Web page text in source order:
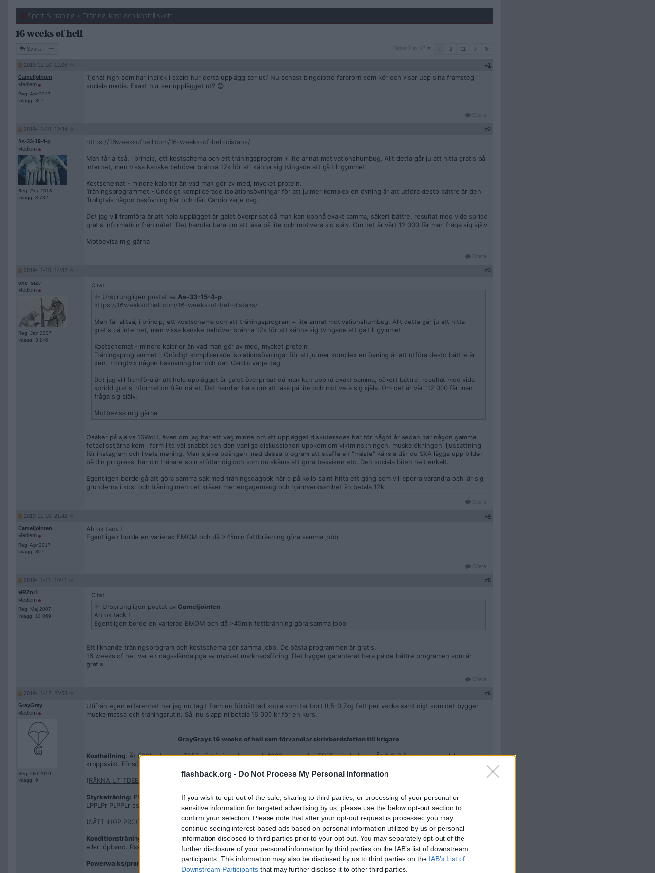
flashback.org - Do Not Process My Personal Information
If you wish to opt-out of the sale, sharing to third parties, or processing of your personal or
sensitive information for targeted advertising by us, please use the below opt-out section to
confirm your selection. Please note that after your opt-out request is processed you may
continue seeing interest-based ads based on personal information utilized by us or personal
information disclosed to third parties prior to your opt-out. You may separately opt-out of the
further disclosure of your personal information by third parties on the IAB’s list of downstream
participants. This information may also be disclosed by us to third parties on the IAB’s List of
Downstream Participants that may further disclose it to other third parties.
Sport & träning Träning, kost och kosttillskott
16 weeks of hell
Svara
Sidan
Sidan 1 av 17 2 11
2019-11-10, 12:06 #1
Cameljointen
Medlem
Reg: Apr 2017
Inlägg: 307
Tjena! Ngn som har inblick i exakt hur detta upplägg ser ut? Nu senast bingolotto farbrorn som kör och visar upp sina framsteg i
sociala media. Exakt hur ser upplägget ut? 😊
Citera
2019-11-10, 12:34 #2
As-33-15-4-p
Medlem
Reg: Dec 2013
Inlägg: 3 732
https://16weeksofhell.com/16-weeks-of-hell-distans/
Man får alltså, i princip, ett kostschema och ett träningsprogram + lite annat motivationshumbug. Allt detta går ju att hitta gratis på
internet, men vissa kanske behöver bränna 12k för att känna sig tvingade att gå till gymmet.
Kostschemat - mindre kalorier än vad man gör av med, mycket protein.
Träningsprogrammet - Onödigt komplicerade isolationsövningar för att ju mer komplex en övning är att utföra desto bättre är den.
Troligtvis någon basövning här och där. Cardio varje dag.
Det jag vill framföra är att hela upplägget är galet överprisat då man kan uppnå exakt samma, säkert bättre, resultat med vida spridd
gratis information från nätet. Det handlar bara om att läsa på lite och motivera sig själv. Om det är värt 12 000 får man fråga sig själv.
Motbevisa mig gärna
Citera
2019-11-10, 14:32 #3
one_size
Medlem
Reg: Jan 2007
Inlägg: 3 146
Citat:
Ursprungligen postat av As-33-15-4-p
https://16weeksofhell.com/16-weeks-of-hell-distans/
Man får alltså, i princip, ett kostschema och ett träningsprogram + lite annat motivationshumbug. Allt detta går ju att hitta
gratis på internet, men vissa kanske behöver bränna 12k för att känna sig tvingade att gå till gymmet.
Kostschemat - mindre kalorier än vad man gör av med, mycket protein.
Träningsprogrammet - Onödigt komplicerade isolationsövningar för att ju mer komplex en övning är att utföra desto bättre är
den. Troligtvis någon basövning här och där. Cardio varje dag.
Det jag vill framföra är att hela upplägget är galet överprisat då man kan uppnå exakt samma, säkert bättre, resultat med vida
spridd gratis information från nätet. Det handlar bara om att läsa på lite och motivera sig själv. Om det är värt 12 000 får man
fråga sig själv.
Motbevisa mig gärna
Osäker på själva 16WoH, även om jag har ett vag minne om att upplägget diskuterades här för något år sedan när någon gammal
fotbollsstjärna kom i form lite väl snabbt och den vanliga diskussionen uppkom om viktminskningen, muskelökningen, ljussättning
för instagram och livets mening. Men själva poängen med dessa program att skaffa en "måste" känsla där du SKA lägga upp bilder
på din progress, har din tränare som stöttar dig och som du skäms att göra besviken etc. Den sociala biten helt enkelt.
Egentligen borde gå att göra samma sak med träningsdagbok här o på kollo samt hitta ett gäng som vill sporra varandra och lär sig
grunderna i kost och träning men det kräver mer engagemang och hjärnverksamhet än betala 12k.
Citera
2019-11-10, 21:42 #4
Cameljointen
Medlem
Reg: Apr 2017
Inlägg: 307
Ah ok tack !
Egentligen borde en varierad EMOM och då >45min fettbränning göra samma jobb
Citera
2019-11-11, 10:11 #5
MRZnr1
Medlem
Reg: Maj 2007
Inlägg: 18 069
Citat:
Ursprungligen postat av Cameljointen
Ah ok tack !
Egentligen borde en varierad EMOM och då >45min fettbränning göra samma jobb
Ett liknande träningsprogram och kostschema gör samma jobb. De bästa programmen är gratis.
16 weeks of hell var en dagsslända pga av mycket marknadsföring. Det bygger garanterat bara på de bättre programen som är
gratis.
Citera
2019-11-12, 23:53 #6
GrayGray
Medlem
Reg: Okt 2019
Inlägg: 9
Utifrån egen erfarenhet har jag nu tagit fram en förbättrad kopia som tar bort 0,5-0,7kg fett per vecka samtidigt som det bygger
muskelmassa och träningsrutin. Så, nu slapp ni betala 16 000 kr för en kurs.
GrayGrays 16 weeks of hell som förvandlar skrivbordsfetton till krigare
Kosthållning: Ät 500kcal under TDEE på träningsdagar och 1000 kcal under TDEE på vilodagar. Ät 2,0-2,5g protein per kilogram
kroppsvikt. Försök få in 1g fett per kg kroppsvikt, resten kolhydrater. Inga tillskott behövs, men ät mycket kött/fisk.
(RÄKNA UT TDEE: mata in stats och välj Activity: Light
Styrketräning: PPL-split med fokus på basövningar. Rullande schema med fem träningsdagar och därefter en vilodag (dvs PPLPPr
LPPLPr PLPPLr osv).
(SÄTT IHOP PROGRAM: välj "Traditional" och ta inte med några optionals )
Konditionsträning
: 30-60 minuter lågintensiv (dvs att du kan föra en konversation obehindrat) konditionsträning per dag på cykel
eller löpband. Passet ska ligga efter styrkepasset, gärna med några timmar emellan om det funkar med ditt schema.
Powerwalks/promenader : Promenera i rask takt 30-60 minuter före frukost varje morgon utom vilodagen.